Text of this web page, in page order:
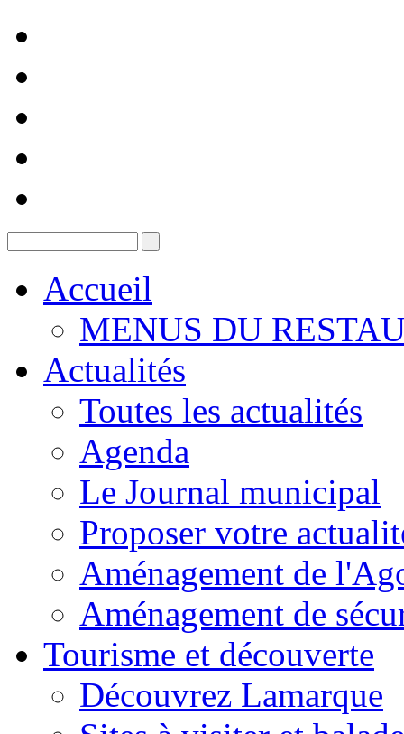
Accueil
MENUS DU
Actualités
Toutes les actualités
Agenda
Le Journal municipal
Proposer votre
Aménagement de
Aménagement de
Tourisme et découverte
Découvrez Lamarque